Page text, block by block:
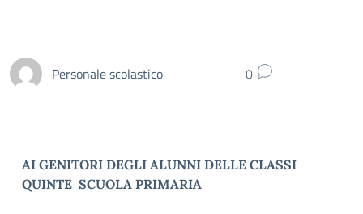
Personale scolastico 0
AI GENITORI DEGLI ALUNNI DELLE CLASSI
QUINTE SCUOLA PRIMARIA